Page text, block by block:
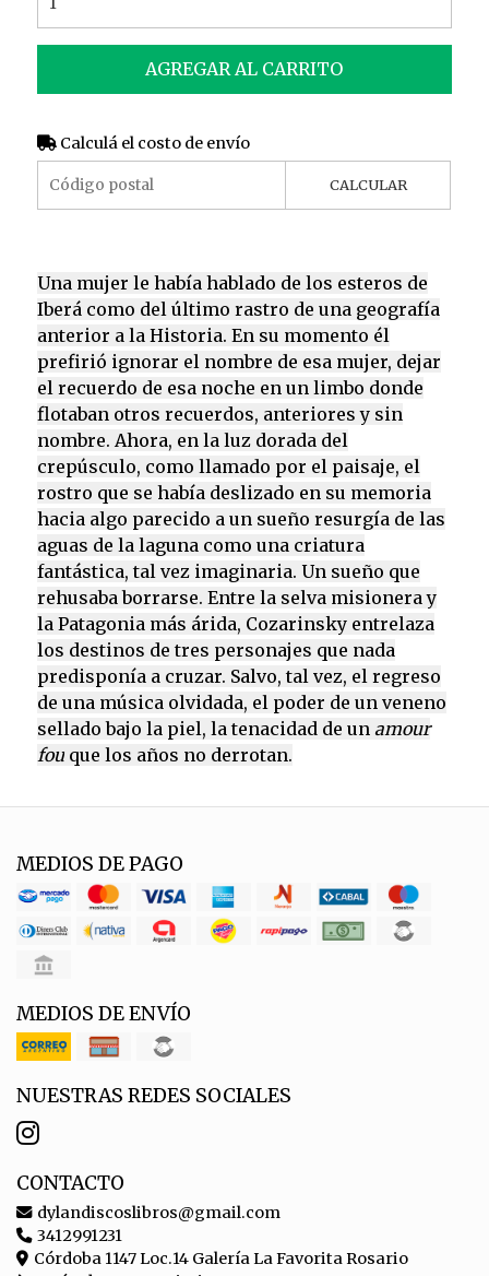
AGREGAR AL CARRITO
Calculá el costo de envío
CALCULAR
Una mujer le había hablado de los esteros de
Iberá como del último rastro de una geografía
anterior a la Historia. En su momento él
prefirió ignorar el nombre de esa mujer, dejar
el recuerdo de esa noche en un limbo donde
flotaban otros recuerdos, anteriores y sin
nombre. Ahora, en la luz dorada del
crepúsculo, como llamado por el paisaje, el
rostro que se había deslizado en su memoria
hacia algo parecido a un sueño resurgía de las
aguas de la laguna como una criatura
fantástica, tal vez imaginaria. Un sueño que
rehusaba borrarse. Entre la selva misionera y
la Patagonia más árida, Cozarinsky entrelaza
los destinos de tres personajes que nada
predisponía a cruzar. Salvo, tal vez, el regreso
de una música olvidada, el poder de un veneno
sellado bajo la piel, la tenacidad de un amour
fouque los años no derrotan.
MEDIOS DE PAGO
MEDIOS DE ENVÍO
NUESTRAS REDES SOCIALES
CONTACTO
dylandiscoslibros@gmail.com
3412991231
Córdoba 1147 Loc.14 Galería La Favorita Rosario